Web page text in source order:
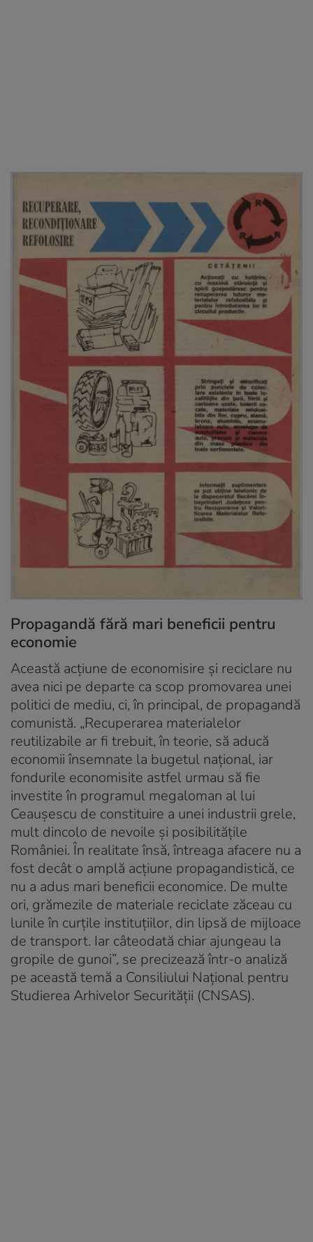
Propagandă fără mari beneficii pentru
economie
Această acţiune de economisire şi reciclare nu
avea nici pe departe ca scop promovarea unei
politici de mediu, ci, în principal, de propagandă
comunistă. „Recuperarea materialelor
reutilizabile ar fi trebuit, în teorie, să aducă
economii însemnate la bugetul naţional, iar
fondurile economisite astfel urmau să fie
investite în programul megaloman al lui
Ceauşescu de constituire a unei industrii grele,
mult dincolo de nevoile şi posibilitățile
României. În realitate însă, întreaga afacere nu a
fost decât o amplă acţiune propagandistică, ce
nu a adus mari beneficii economice. De multe
ori, grămezile de materiale reciclate zăceau cu
lunile în curţile instituţiilor, din lipsă de mijloace
de transport. Iar câteodată chiar ajungeau la
gropile de gunoi”, se precizează într-o analiză
pe această temă a Consiliului Național pentru
Studierea Arhivelor Securității (CNSAS).